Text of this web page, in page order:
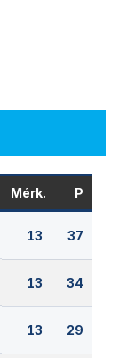
Mérk. P
13 37
13 34
13 29